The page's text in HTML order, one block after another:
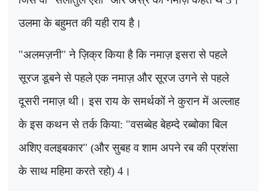
उलमा के बहुमत की यही राय है।
"अलमज़नी" ने ज़िक्र किया है कि नमाज़ इसरा से पहले
सूरज डूबने से पहले एक नमाज़ और सूरज उगने से पहले
दूसरी नमाज़ थी। इस राय के समर्थकों ने कुरान में अल्लाह
के इस कथन से तर्क किया: "वसब्बेह बेहम्दे रब्बोका बिल
अशिए वलइबकार" (और सुबह व शाम अपने रब की प्रशंसा
के साथ महिमा करते रहो) 4 ।